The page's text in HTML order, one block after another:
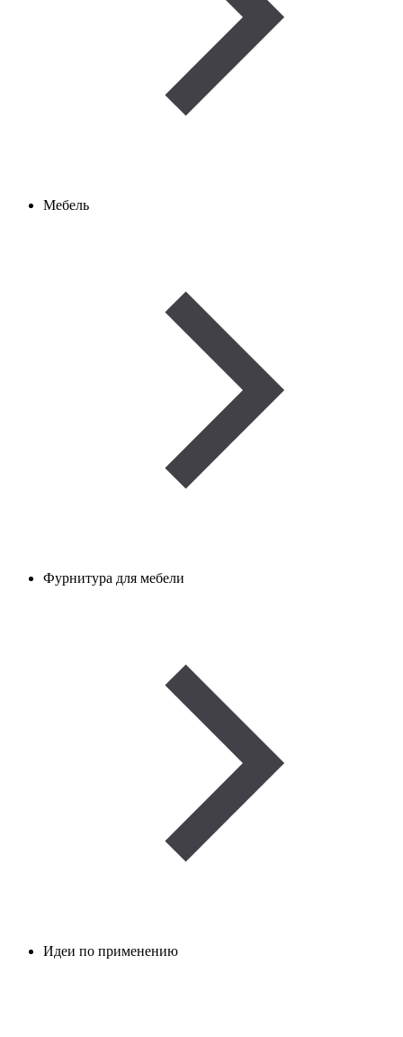
Мебель
Фурнитура для мебели
Идеи по применению